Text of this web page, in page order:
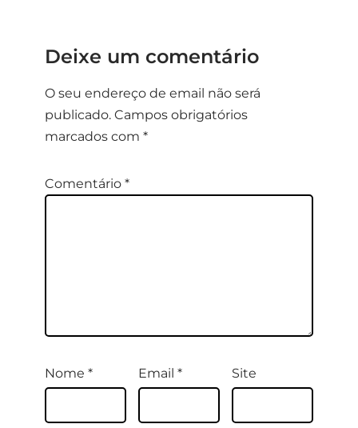
Deixe um comentário
O seu endereço de email não será
publicado. Campos obrigatórios
marcados com *
Comentário *
Nome * Email * Site